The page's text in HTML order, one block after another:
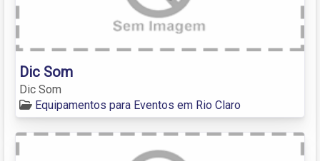
Dic Som
Dic Som
Equipamentos para Eventos em Rio Claro